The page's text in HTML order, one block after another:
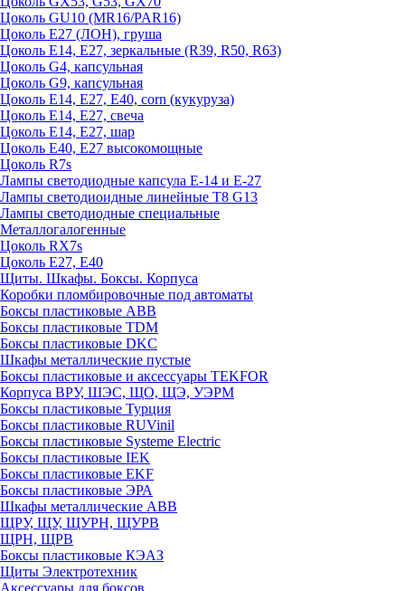
Цоколь GU10 (MR16/PAR16)
Цоколь Е27 (ЛОН), груша
Цоколь Е14, Е27, зеркальные (R39, R50, R63)
Цоколь G4, капсульная
Цоколь G9, капсульная
Цоколь Е14, Е27, Е40, corn (кукуруза)
Цоколь Е14, Е27, свеча
Цоколь Е14, Е27, шар
Цоколь Е40, Е27 высокомощные
Цоколь R7s
Лампы светодиодные капсула Е-14 и Е-27
Лампы светодиоидные линейные T8 G13
Лампы светодиодные специальные
Металлогалогенные
Цоколь RX7s
Цоколь Е27, E40
Щиты. Шкафы. Боксы. Корпуса
Коробки пломбировочные под автоматы
Боксы пластиковые ABB
Боксы пластиковые TDM
Боксы пластиковые DKC
Шкафы металлические пустые
Боксы пластиковые и аксессуары TEKFOR
Корпуса ВРУ, ШЭС, ЩО, ЩЭ, УЭРМ
Боксы пластиковые Турция
Боксы пластиковые RUVinil
Боксы пластиковые Systeme Electric
Боксы пластиковые IEK
Боксы пластиковые EKF
Боксы пластиковые ЭРА
Шкафы металлические ABB
ЩРУ, ЩУ, ЩУРН, ЩУРВ
ЩРН, ЩРВ
Боксы пластиковые КЭАЗ
Щиты Электротехник
Аксессуары для боксов